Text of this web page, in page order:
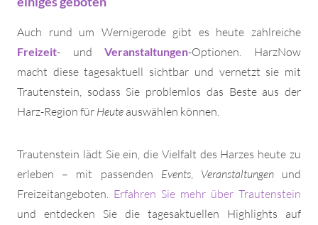
Auch rund um Wernigerode gibt es heute zahlreiche
Freizeit- undVeranstaltungen-Optionen. HarzNow
macht diese tagesaktuell sichtbar und vernetzt sie mit
Trautenstein, sodass Sie problemlos das Beste aus der
Harz-Region für Heute auswählen können.
Trautenstein lädt Sie ein, die Vielfalt des Harzes heute zu
erleben – mit passenden Events, Veranstaltungenund
Freizeitangeboten. Erfahren Sie mehr über Trautenstein
und entdecken Sie die tagesaktuellen Highlights auf